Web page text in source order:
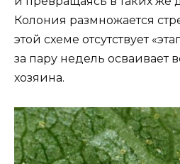
Колония размножается
этой схеме отсутствует
за пару недель осваивает
хозяина.